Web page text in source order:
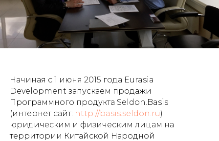
Начиная с 1 июня 2015 года Eurasia
Development запускаем продажи
Программного продукта Seldon.Basis
(интернет сайт: http://basis.seldon.ru)
юридическим и физическим лицам на
территории Китайской Народной